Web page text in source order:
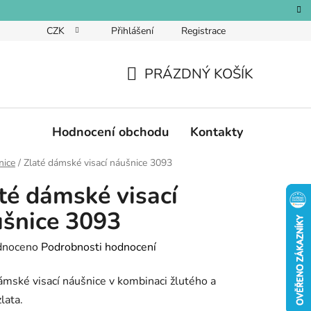
CZK Přihlášení Registrace
KOŠÍK
PRÁZDNÝ KOŠÍK
Hodnocení obchodu Kontakty
/ Zlaté dámské visací náušnice 3093
dámské visací
3093
Podrobnosti hodnocení
visací náušnice v kombinaci žlutého a